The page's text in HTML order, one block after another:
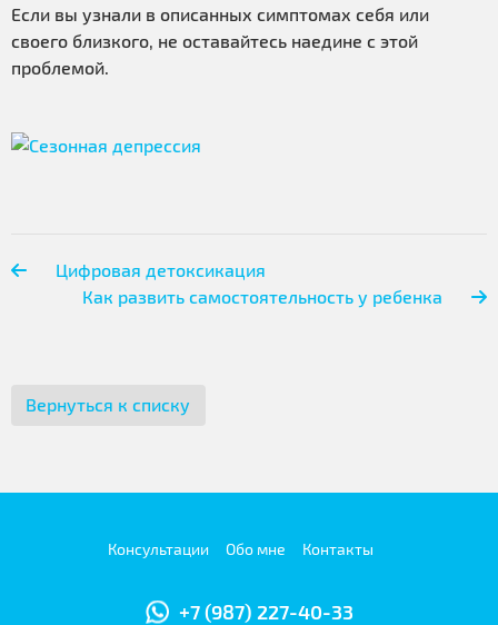
Если вы узнали в описанных симптомах себя или
своего близкого, не оставайтесь наедине с этой
проблемой.
Цифровая детоксикация
Как развить самостоятельность у ребенка
Вернуться к списку
Консультации Обо мне Контакты
+7 (987) 227-40-33